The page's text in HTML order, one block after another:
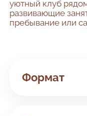
уютный клуб
развивающие
пребывание или
Формат